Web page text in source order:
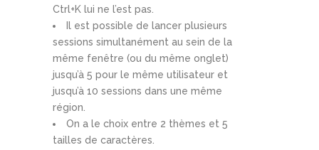
Ctrl+K lui ne l’est pas.
Il est possible de lancer plusieurs
sessions simultanément au sein de la
même fenêtre (ou du même onglet)
jusqu’à 5 pour le même utilisateur et
jusqu’à 10 sessions dans une même
région.
On a le choix entre 2 thèmes et 5
tailles de caractères.